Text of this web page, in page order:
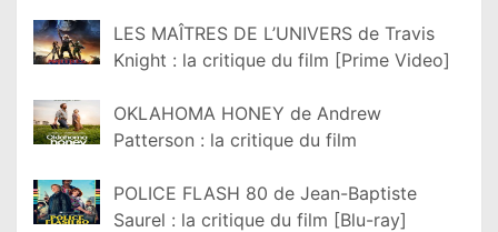
LES MAÎTRES DE L’UNIVERS de Travis
Knight : la critique du film [Prime Video]
OKLAHOMA HONEY de Andrew
Patterson : la critique du film
POLICE FLASH 80 de Jean-Baptiste
Saurel : la critique du film [Blu-ray]